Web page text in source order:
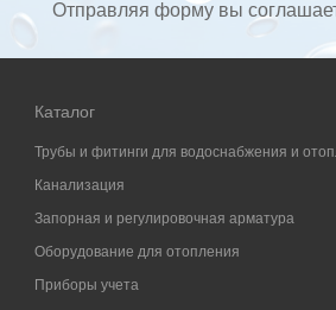
Отправляя форму вы
Каталог
Трубы и фитинги для водоснабжения и
Канализация
Запорная и регулировочная арматура
Оборудование для отопления
Приборы учета